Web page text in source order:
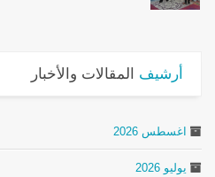
أرشيف المقالات والأخبار
اغسطس 2026
يوليو 2026